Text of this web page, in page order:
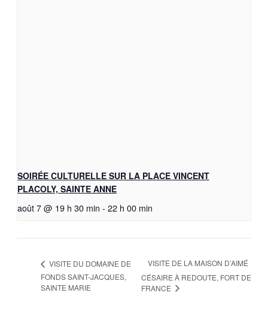
SOIRÉE CULTURELLE SUR LA PLACE VINCENT
PLACOLY, SAINTE ANNE
août 7 @ 19 h 30 min - 22 h 00 min
VISITE DU DOMAINE DE
FONDS SAINT-JACQUES,
SAINTE MARIE
VISITE DE LA MAISON D’AIMÉ
CÉSAIRE À REDOUTE, FORT DE
FRANCE